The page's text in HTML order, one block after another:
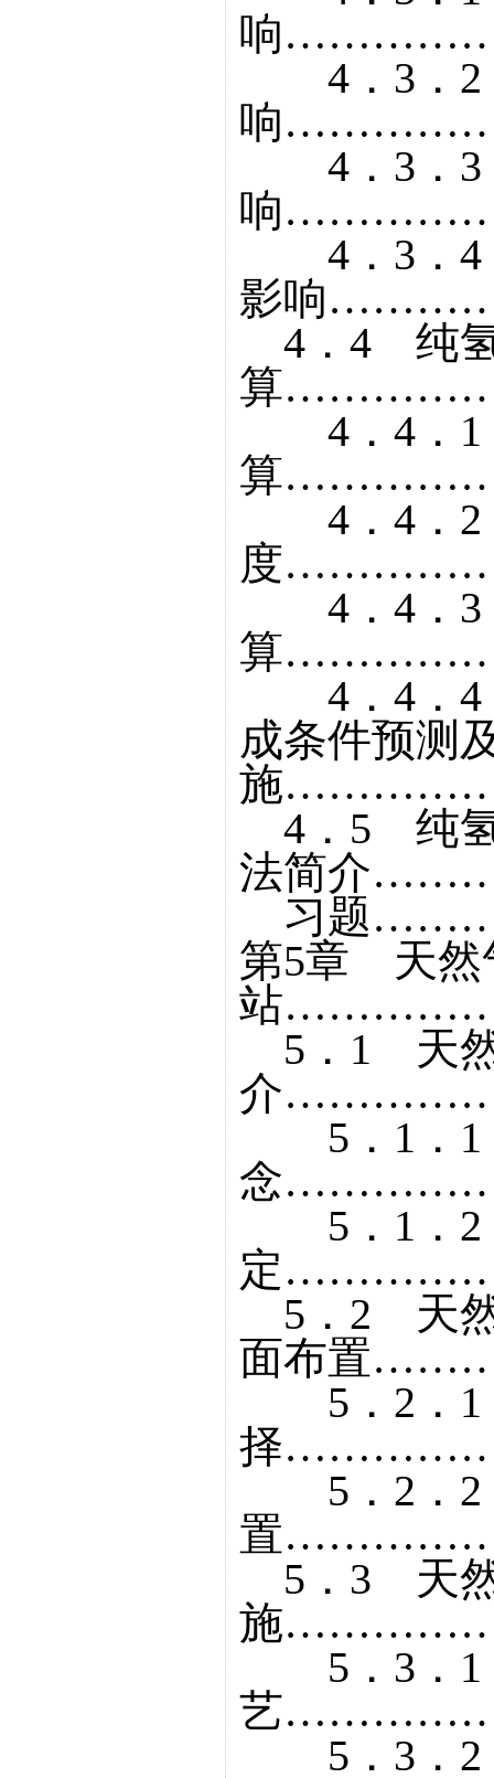
响
4．3．2
响
4．3．3
响
4．3．4
影响
4．4 纯氢
算
4．4．1
算
4．4．2
度
4．4．3
算
4．4．4
成条件预测
施
4．5 纯氢
法简介
习题
第5章 天然
站
5．1 天然
介
5．1．1
念
5．1．2
定
5．2 天然
面布置
5．2．1
择
5．2．2
置
5．3 天然
施
5．3．1
艺
5．3．2